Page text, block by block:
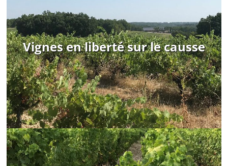
Vignes en liberté sur le causse